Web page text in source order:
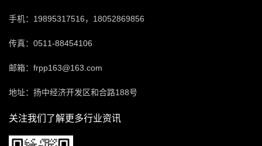
手机：19895317516，18052869856
传真：0511-88454106
邮箱：frpp163@163.com
地址：扬中经济开发区和合路188号
关注我们了解更多行业资讯